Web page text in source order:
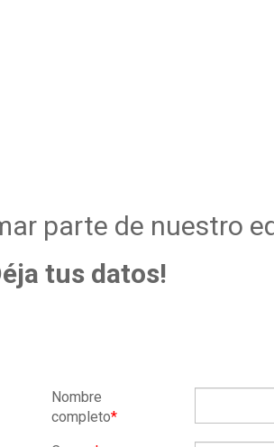
parte de nuestro
tus datos!
Nombre
completo*